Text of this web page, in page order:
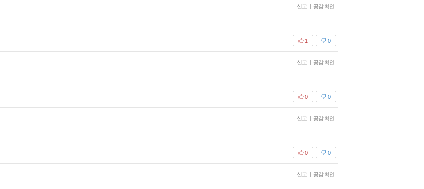
신고 | 공감 확인
0
1
신고 | 공감 확인
0
0
신고 | 공감 확인
0
0
신고 | 공감 확인